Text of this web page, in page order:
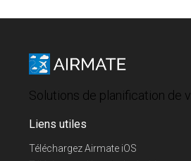
Solutions de planification de
Liens utiles
Téléchargez Airmate iOS